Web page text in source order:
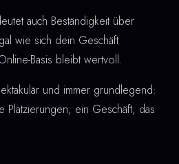
auch Beständigkeit über
wie sich dein Geschäft
Basis bleibt wertvoll.
und immer grundlegend:
Platzierungen, ein Geschäft, das